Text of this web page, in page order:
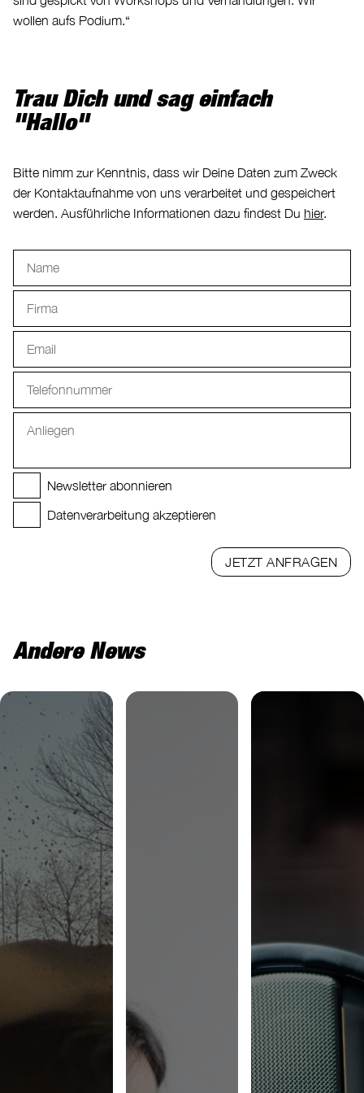
wollen aufs Podium.“
Trau Dich und sag einfach
"Hallo"
Bitte nimm zur Kenntnis, dass wir Deine Daten zum Zweck
der Kontaktaufnahme von uns verarbeitet und gespeichert
werden. Ausführliche Informationen dazu findest Du hier.
Newsletter abonnieren
Datenverarbeitung akzeptieren
JETZT ANFRAGEN
Andere News